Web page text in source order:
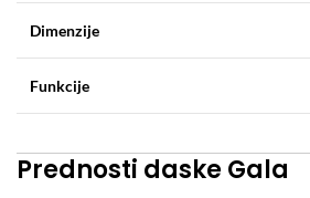
Dimenzije
Funkcije
Prednosti daske Gala